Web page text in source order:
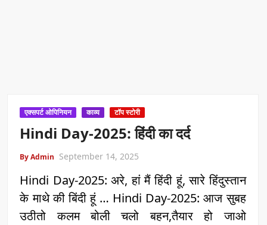
एक्सपर्ट ओपिनियन काव्य टॉप स्टोरी
Hindi Day-2025: हिंदी का दर्द
By Admin September 14, 2025
Hindi Day-2025: अरे, हां मैं हिंदी हूं, सारे हिंदुस्तान
के माथे की बिंदी हूं … Hindi Day-2025: आज सुबह
उठीतो कलम बोली चलो बहन,तैयार हो जाओ